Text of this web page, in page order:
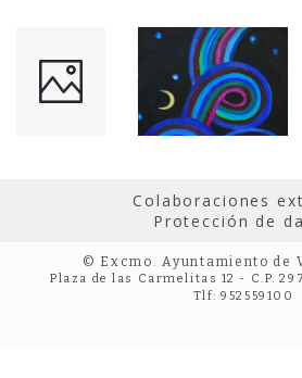
Colaboraciones
Protección de
© Excmo. Ayuntamiento de
Plaza de las Carmelitas 12 - C.P.
Tlf: 952559100